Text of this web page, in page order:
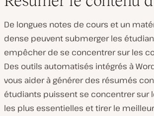
De longues notes de cours et un
dense peuvent submerger les
empêcher de se concentrer sur les
Des outils automatisés intégrés à
vous aider à générer des résumés
étudiants puissent se concentrer sur
les plus essentielles et tirer le